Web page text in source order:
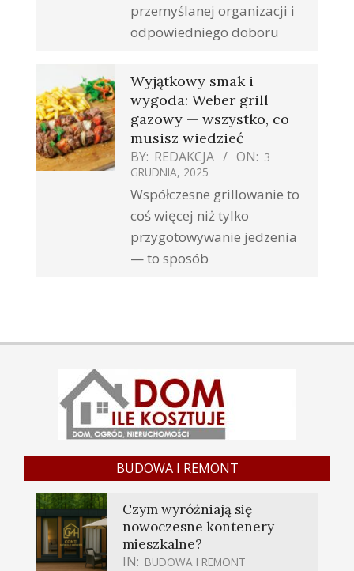
przemyślanej organizacji i
odpowiedniego doboru
Wyjątkowy smak i
wygoda: Weber grill
gazowy — wszystko, co
musisz wiedzieć
BY: REDAKCJA ON: 3
GRUDNIA, 2025
Współczesne grillowanie to
coś więcej niż tylko
przygotowywanie jedzenia
— to sposób
BUDOWA I REMONT
Czym wyróżniają się
nowoczesne kontenery
mieszkalne?
IN: BUDOWA I REMONT